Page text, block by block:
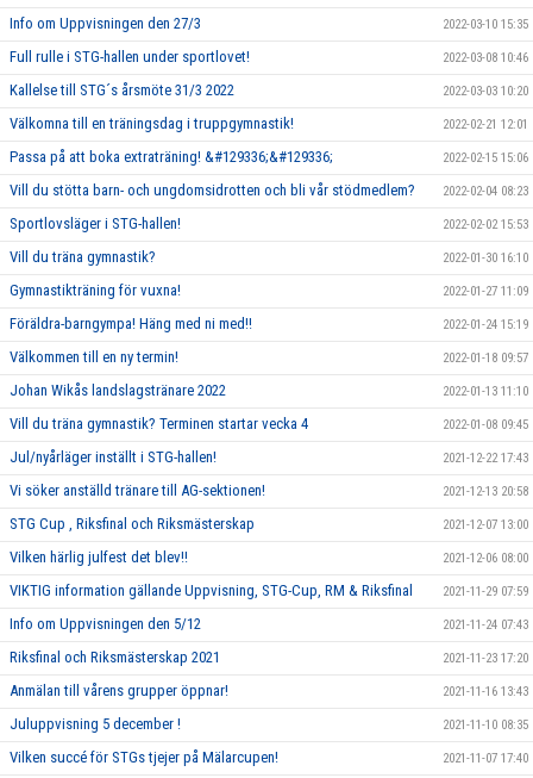
Info om Uppvisningen den 27/3 2022-03-10 15:35
Full rulle i STG-hallen under sportlovet! 2022-03-08 10:46
Kallelse till STG´s årsmöte 31/3 2022 2022-03-03 10:20
Välkomna till en träningsdag i truppgymnastik! 2022-02-21 12:01
Passa på att boka extraträning! &#129336;&#129336; 2022-02-15 15:06
Vill du stötta barn- och ungdomsidrotten och bli vår stödmedlem? 2022-02-04 08:23
Sportlovsläger i STG-hallen! 2022-02-02 15:53
Vill du träna gymnastik? 2022-01-30 16:10
Gymnastikträning för vuxna! 2022-01-27 11:09
Föräldra-barngympa! Häng med ni med!! 2022-01-24 15:19
Välkommen till en ny termin! 2022-01-18 09:57
Johan Wikås landslagstränare 2022 2022-01-13 11:10
Vill du träna gymnastik? Terminen startar vecka 4 2022-01-08 09:45
Jul/nyårläger inställt i STG-hallen! 2021-12-22 17:43
Vi söker anställd tränare till AG-sektionen! 2021-12-13 20:58
STG Cup , Riksfinal och Riksmästerskap 2021-12-07 13:00
Vilken härlig julfest det blev!! 2021-12-06 08:00
VIKTIG information gällande Uppvisning, STG-Cup, RM & Riksfinal 2021-11-29 07:59
Info om Uppvisningen den 5/12 2021-11-24 07:43
Riksfinal och Riksmästerskap 2021 2021-11-23 17:20
Anmälan till vårens grupper öppnar! 2021-11-16 13:43
Juluppvisning 5 december ! 2021-11-10 08:35
Vilken succé för STGs tjejer på Mälarcupen! 2021-11-07 17:40